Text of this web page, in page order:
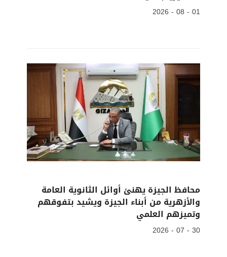
01 - 08 - 2026
محافظ الجيزة يهنئ أوائل الثانوية العامة
والأزهرية من أبناء الجيزة ويشيد بتفوقهم
وتميزهم العلمي
30 - 07 - 2026